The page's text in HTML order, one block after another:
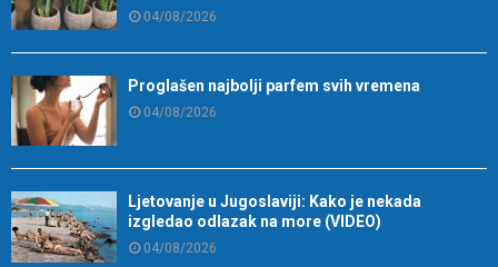
04/08/2026
Proglašen najbolji parfem svih vremena
04/08/2026
Ljetovanje u Jugoslaviji: Kako je nekada
izgledao odlazak na more (VIDEO)
04/08/2026